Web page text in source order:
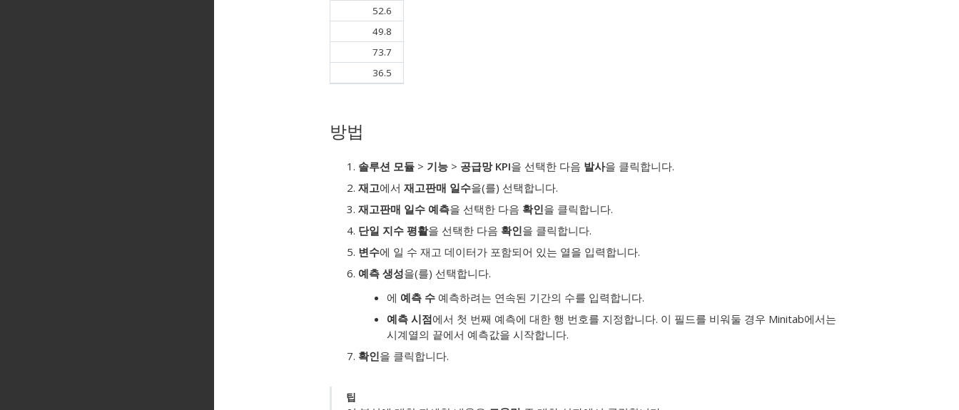
52.6
49.8
73.7
36.5
방법
솔루션 모듈 > 기능 > 공급망 KPI을 선택한 다음 발사을 클릭합니다.
재고에서 재고판매 일수을(를) 선택합니다.
재고판매 일수 예측을 선택한 다음 확인을 클릭합니다.
단일 지수 평활을 선택한 다음 확인을 클릭합니다.
변수에 일 수 재고 데이터가 포함되어 있는 열을 입력합니다.
예측 생성을(를) 선택합니다.
에 예측 수 예측하려는 연속된 기간의 수를 입력합니다.
예측 시점에서 첫 번째 예측에 대한 행 번호를 지정합니다. 이 필드를 비워둘 경우 Minitab에서는
시계열의 끝에서 예측값을 시작합니다.
확인을 클릭합니다.
팁